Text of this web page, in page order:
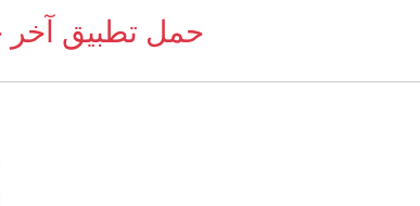
حمل تطبيق آخر